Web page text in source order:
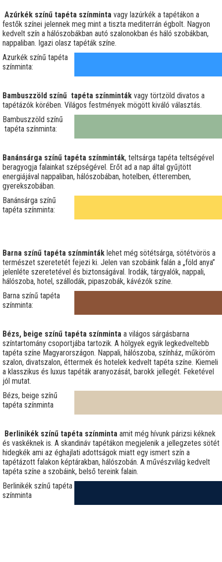
Azúrkék színű tapéta színminta vagy lazúrkék a tapétákon a
festők színei jelennek meg mint a tiszta mediterrán égbolt. Nagyon
kedvelt szín a hálószobákban autó szalonokban és háló szobákban,
nappaliban. Igazi olasz tapéták színe.
Azurkék színű tapéta
színminta:
Bambuszzöld színű tapéta színminták vagy törtzöld divatos a
tapétázók körében. Világos festmények mögött kiváló választás.
Bambuszzöld színű
tapéta színminta:
Banánsárga színű tapéta színminták, teltsárga tapéta teltségével
beragyogja falainkat szépségével. Erőt ad a nap által gyűjtött
energiájával nappaliban, hálószobában, hotelben, étteremben,
gyerekszobában.
Banánsárga színű
tapéta színminta:
Barna színű tapéta színminták lehet még sötétsárga, sötétvörös a
természet szeretetét fejezi ki. Jelen van szobáink falán a „föld anya”
jelenléte szeretetével és biztonságával. Irodák, tárgyalók, nappali,
hálószoba, hotel, szállodák, pipaszobák, kávézók színe.
Barna színű tapéta
színminta:
Bézs, beige színű tapéta színminta a világos sárgásbarna
színtartomány csoportjába tartozik. A hölgyek egyik legkedveltebb
tapéta színe Magyarországon. Nappali, hálószoba, színház, műköröm
szalon, divatszalon, éttermek és hotelek kedvelt tapéta színe. Kiemeli
a klasszikus és luxus tapéták aranyozását, barokk jellegét. Feketével
jól mutat.
Bézs, beige színű
tapéta színminta
Berlinikék színű tapéta színminta amit még hívunk párizsi kéknek
és vaskéknek is. A skandináv tapétákon megjelenik a jellegzetes sötét
hidegkék ami az éghajlati adottságok miatt egy ismert szín a
tapétázott falakon képtárakban, hálószobán. A művészvilág kedvelt
tapéta színe a szobáink, belső tereink falain.
Berlinikék színű tapéta
színminta